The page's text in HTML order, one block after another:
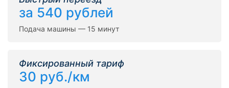
за 540 рублей
Подача машины — 15 минут
Фиксированный тариф
30 руб./км